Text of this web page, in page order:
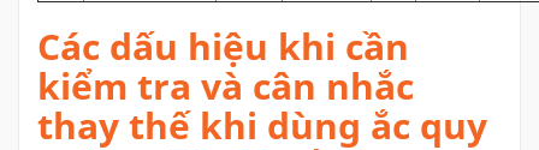
Các dấu hiệu khi cần
kiểm tra và cân nhắc
thay thế khi dùng ắc quy